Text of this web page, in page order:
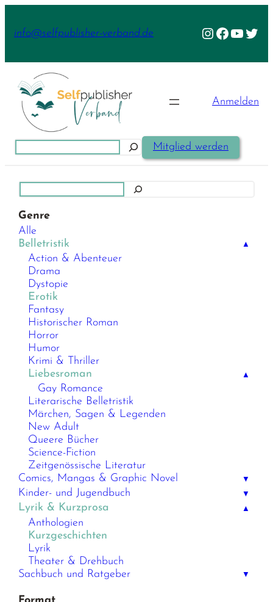
Inhalt
info@selfpublisher-verband.de Instagram
Facebook
Anmelden
Mitglied werden
Genre
Alle
Belletristik
▲
Action & Abenteuer
Drama
Dystopie
Erotik
Fantasy
Historischer Roman
Horror
Humor
Krimi & Thriller
Liebesroman
▲
Gay Romance
Literarische Belletristik
Märchen, Sagen & Legenden
New Adult
Queere Bücher
Science-Fiction
Zeitgenössische Literatur
Comics, Mangas & Graphic Novel
▼
Kinder- und Jugendbuch ▼
Lyrik & Kurzprosa ▲
Anthologien
Kurzgeschichten
Lyrik
Theater & Drehbuch
Sachbuch und Ratgeber
▼